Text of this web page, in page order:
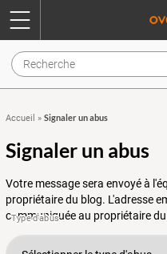
Accueil » Signaler un abus
Signaler un abus
Votre message sera envoyé à
propriétaire du blog. L'adresse
communiquée au propriétaire